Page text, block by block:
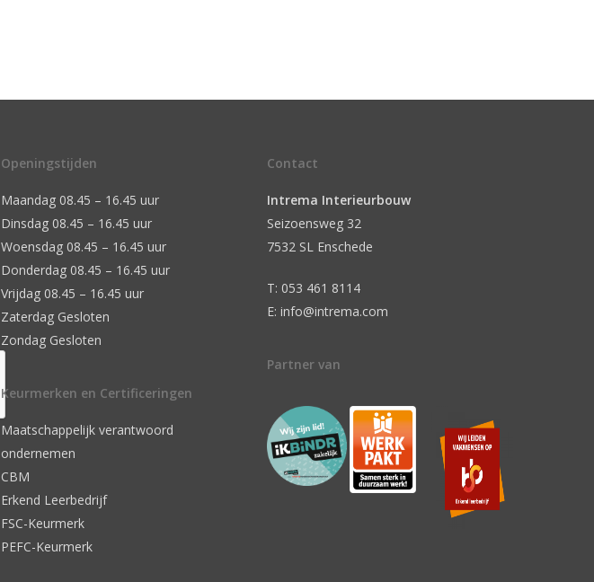
Openingstijden
Maandag 08.45 – 16.45 uur
Dinsdag 08.45 – 16.45 uur
Woensdag 08.45 – 16.45 uur
Donderdag 08.45 – 16.45 uur
Vrijdag 08.45 – 16.45 uur
Zaterdag Gesloten
Zondag Gesloten
Keurmerken en Certificeringen
Maatschappelijk verantwoord
ondernemen
CBM
Erkend Leerbedrijf
FSC-Keurmerk
PEFC-Keurmerk
Contact
Intrema Interieurbouw
Seizoensweg 32
7532 SL Enschede
T: 053 461 8114
E: info@intrema.com
Partner van